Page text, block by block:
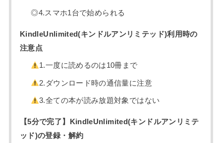
◎4.スマホ1台で始められる
KindleUnlimited(キンドルアンリミテッド)利用時の
注意点
1.一度に読めるのは10冊まで
2.ダウンロード時の通信量に注意
3.全ての本が読み放題対象ではない
【5分で完了】KindleUnlimited(キンドルアンリミテ
ッド)の登録・解約